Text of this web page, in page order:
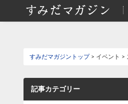
すみだマガジントップ> イベント >
記事カテゴリー